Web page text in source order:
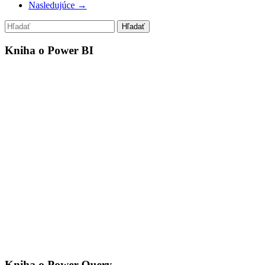
Nasledujúce →
Kniha o Power BI